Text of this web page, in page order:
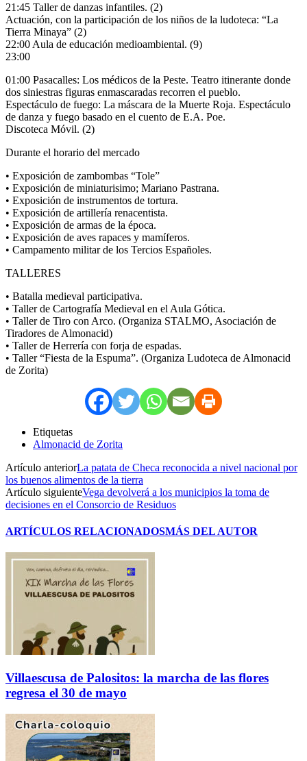
21:45 Taller de danzas infantiles. (2)
Actuación, con la participación de los niños de la ludoteca: “La
Tierra Minaya” (2)
22:00 Aula de educación medioambiental. (9)
23:00
01:00 Pasacalles: Los médicos de la Peste. Teatro itinerante donde
dos siniestras figuras enmascaradas recorren el pueblo.
Espectáculo de fuego: La máscara de la Muerte Roja. Espectáculo
de danza y fuego basado en el cuento de E.A. Poe.
Discoteca Móvil. (2)
Durante el horario del mercado
• Exposición de zambombas “Tole”
• Exposición de miniaturisimo; Mariano Pastrana.
• Exposición de instrumentos de tortura.
• Exposición de artillería renacentista.
• Exposición de armas de la época.
• Exposición de aves rapaces y mamíferos.
• Campamento militar de los Tercios Españoles.
TALLERES
• Batalla medieval participativa.
• Taller de Cartografía Medieval en el Aula Gótica.
• Taller de Tiro con Arco. (Organiza STALMO, Asociación de
Tiradores de Almonacid)
• Taller de Herrería con forja de espadas.
• Taller “Fiesta de la Espuma”. (Organiza Ludoteca de Almonacid
de Zorita)
Etiquetas
Almonacid de Zorita
Artículo anteriorLa patata de Checa reconocida a nivel nacional por
los buenos alimentos de la tierra
Artículo siguienteVega devolverá a los municipios la toma de
decisiones en el Consorcio de Residuos
ARTÍCULOS RELACIONADOSMÁS DEL AUTOR
Villaescusa de Palositos: la marcha de las flores
regresa el 30 de mayo